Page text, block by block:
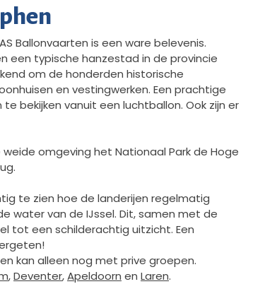
Ballonvaarten is een ware belevenis.
een typische hanzestad in de provincie
om de honderden historische
en vestingwerken. Een prachtige
bekijken vanuit een luchtballon. Ook zijn er
omgeving het Nationaal Park de Hoge
te zien hoe de landerijen regelmatig
water van de IJssel. Dit, samen met de
tot een schilderachtig uitzicht. Een
kan alleen nog met prive groepen.
,Deventer,Apeldoorn en Laren.